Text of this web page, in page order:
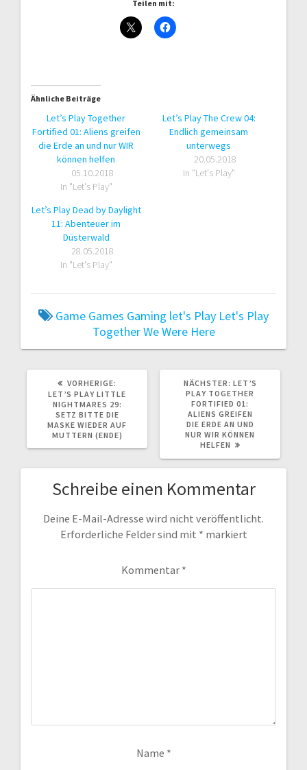
Teilen mit:
Ähnliche Beiträge
Let’s Play Together
Fortified 01: Aliens greifen
die Erde an und nur WIR
können helfen
05.10.2018
In "Let's Play"
Let’s Play The Crew 04:
Endlich gemeinsam
unterwegs
20.05.2018
In "Let's Play"
Let’s Play Dead by Daylight
11: Abenteuer im
Düsterwald
28.05.2018
In "Let's Play"
Game Games Gaming let's Play Let's Play
TogetherWe Were Here
VORHERIGE:
BEITRAG:
LET’S PLAY LITTLE
NIGHTMARES 29:
SETZ BITTE DIE
MASKE WIEDER AUF
MUTTERN (ENDE)
NÄCHSTER: NÄCHSTER
BEITRAG:
LET’S
PLAY TOGETHER
FORTIFIED 01:
ALIENS GREIFEN
DIE ERDE AN UND
NUR WIR KÖNNEN
HELFEN
Schreibe einen Kommentar
Deine E-Mail-Adresse wird nicht veröffentlicht.
Erforderliche Felder sind mit * markiert
Kommentar *
Name *